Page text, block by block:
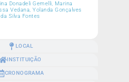
LOCAL
INSTITUIÇÃO
CRONOGRAMA
Donadeli Gemelli, Marina
Vedana, Yolanda Gonçalves
da Silva Fontes